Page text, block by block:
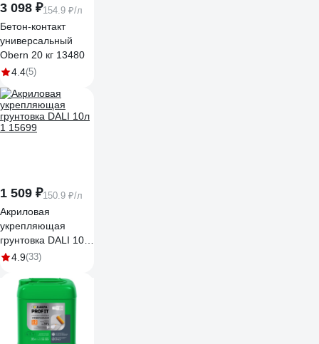
3 098 ₽154.9 ₽/л
Бетон-контакт
универсальный
Obern 20 кг 13480
4.4(5)
1 509 ₽150.9 ₽/л
Акриловая
укрепляющая
грунтовка DALI 10л
1 15699
4.9(33)